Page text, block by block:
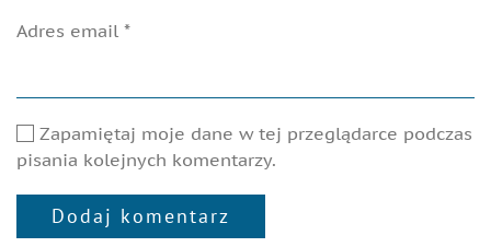
Adres email *
Zapamiętaj moje dane w tej przeglądarce podczas
pisania kolejnych komentarzy.
Dodaj komentarz